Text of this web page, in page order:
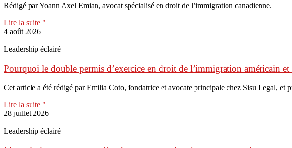
Rédigé par Yoann Axel Emian, avocat spécialisé en droit de l’immigration canadienne.
Lire la suite "
4 août 2026
Leadership éclairé
Pourquoi le double permis d’exercice en droit de l’immigration américain
Cet article a été rédigé par Emilia Coto, fondatrice et avocate principale chez Sisu Legal, et
Lire la suite "
28 juillet 2026
Leadership éclairé